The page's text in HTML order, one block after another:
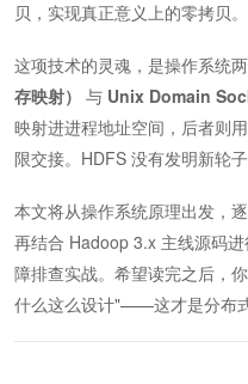
贝，实现真正意义上的零拷贝。
这项技术的灵魂，是操作系统
存映射） 与 Unix Domain
映射进进程地址空间，后者则
限交接。HDFS 没有发明新轮
本文将从操作系统原理出发，
再结合 Hadoop 3.x 主线源码
障排查实战。希望读完之后，
什么这么设计"——这才是分布